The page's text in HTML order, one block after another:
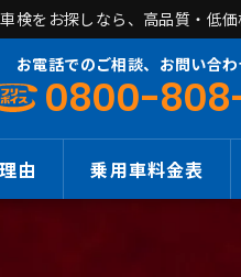
検をお探しなら、高品質・低
お電話でのご相談、お問い合
0800-
由 乗用車料金表